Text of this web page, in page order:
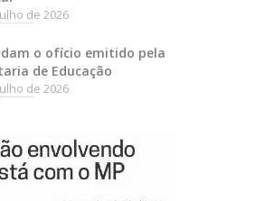
de 2026
o ofício emitido pela
de Educação
de 2026